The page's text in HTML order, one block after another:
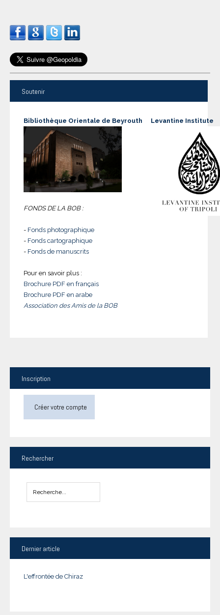
Soutenir
Bibliothèque Orientale de Beyrouth
FONDS DE LA BOB :
- Fonds photographique
- Fonds cartographique
- Fonds de manuscrits
Pour en savoir plus :
Brochure PDF en français
Brochure PDF en arabe
Association des Amis de la BOB
Levantine Institute
Inscription
Créer votre compte
Rechercher
Dernier article
L'effrontée de Chiraz